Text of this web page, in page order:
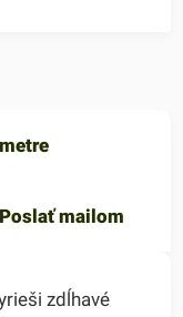
Poslať mailom
zdĺhavé